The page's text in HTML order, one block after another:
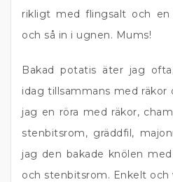
rikligt med flingsalt och
och så in i ugnen. Mums!
Bakad potatis äter jag
idag tillsammans med räkor
jag en röra med räkor,
stenbitsrom, gräddfil,
jag den bakade knölen
och stenbitsrom. Enkelt